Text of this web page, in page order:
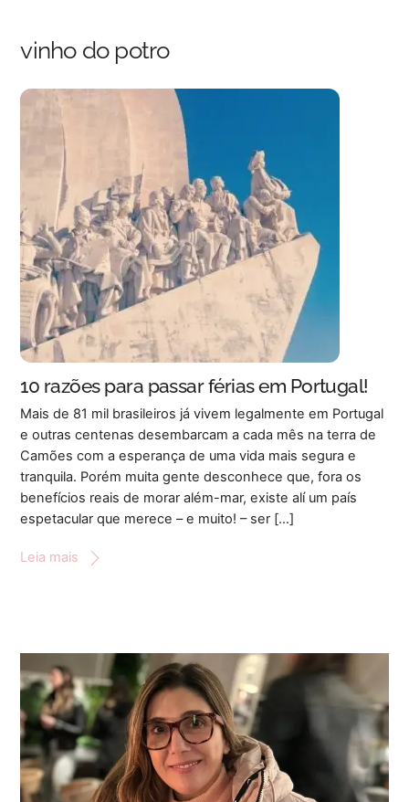
content
vinho do potro
10 razões para passar férias em Portugal!
Mais de 81 mil brasileiros já vivem legalmente em Portugal
e outras centenas desembarcam a cada mês na terra de
Camões com a esperança de uma vida mais segura e
tranquila. Porém muita gente desconhece que, fora os
benefícios reais de morar além-mar, existe alí um país
espetacular que merece – e muito! – ser […]
Leia mais